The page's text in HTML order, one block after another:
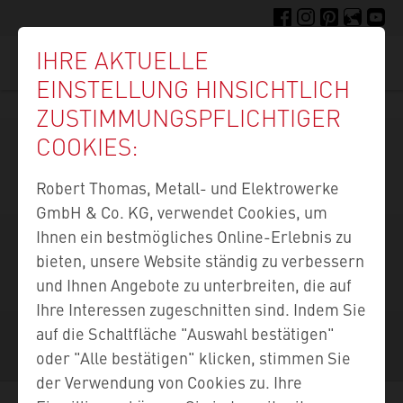
zum
FACEBOOK
INSTAGRAM
PINTEREST
FELLIGE
DIE BEUTELLOSEN
FRISCHESAUGER
IHRE AKTUELLE
EINSTELLUNG HINSICHTLICH
ZUSTIMMUNGS­PFLICHTIGER
COOKIES:
Robert Thomas, Metall- und Elektrowerke
GmbH & Co. KG, verwendet Cookies, um
Ihnen ein bestmögliches Online-Erlebnis zu
bieten, unsere Website ständig zu verbessern
und Ihnen Angebote zu unterbreiten, die auf
Ihre Interessen zugeschnitten sind. Indem Sie
auf die Schaltfläche "Auswahl bestätigen"
oder "Alle bestätigen" klicken, stimmen Sie
der Verwendung von Cookies zu. Ihre